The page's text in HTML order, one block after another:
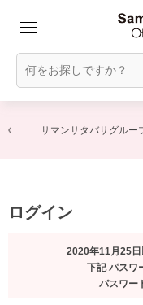
サマンサタバサグルー
ログイン
2020年11月25
下記パスワ
パスワー